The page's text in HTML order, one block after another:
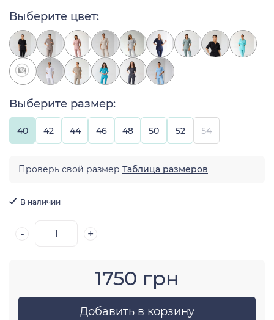
Выберите цвет:
Выберите размер:
40 42 44 46 48 50 52 54
Проверь свой размер Таблица размеров
В наличии
- +
1750 грн
Добавить в корзину